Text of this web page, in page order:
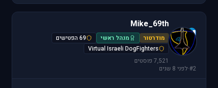
M
Mike_69th
מודרטור מנהל ראשי
69 הפטישים
Virtual Israeli DogFighters
7,521 פוסטים
#2
·לפני 8 שנים